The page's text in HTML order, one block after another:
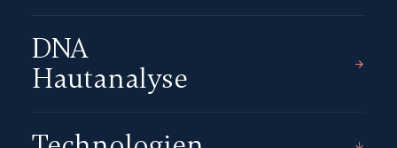
DNA
Hautanalyse